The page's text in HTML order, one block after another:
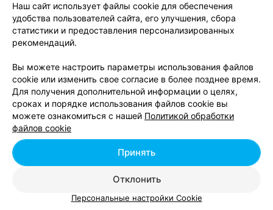
Публичный договор по использованию сервиса
«Афиша»
Пользовательское соглашение
Связаться по вопросам сотрудничества
Написать руководителю relax.by
Персональные настройки cookie
Обработка персональных данных
| 220012, Республика Беларусь, г. Минск,
улица Толбухина, 2, пом. 16 | info@relax.by
Наш сайт использует файлы cookie для обеспечения
удобства пользователей сайта, его улучшения, сбора
статистики и предоставления персонализированных
рекомендаций.
Вы можете настроить параметры использования файлов
cookie или изменить свое согласие в более позднее время.
Для получения дополнительной информации о целях,
сроках и порядке использования файлов cookie вы
можете ознакомиться с нашей Политикой обработки
файлов cookie
Отклонить
Принять
Персональные настройки Cookie